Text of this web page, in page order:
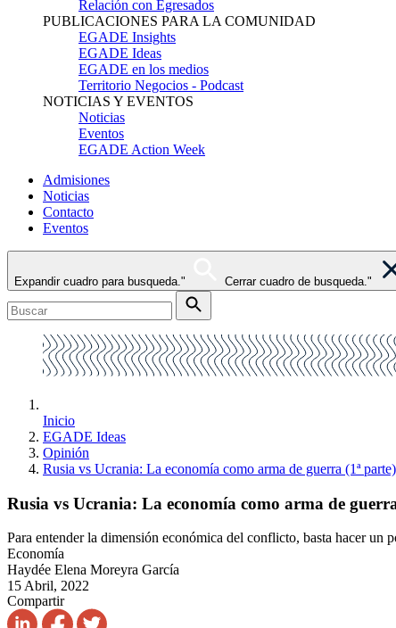
Relación con Egresados
PUBLICACIONES PARA LA COMUNIDAD
EGADE Insights
EGADE Ideas
EGADE en los medios
Territorio Negocios - Podcast
NOTICIAS Y EVENTOS
Noticias
Eventos
EGADE Action Week
Admisiones
Noticias
Contacto
Eventos
Expandir cuadro para busqueda." Cerrar cuadro de busqueda."
Inicio
EGADE Ideas
Opinión
Rusia vs Ucrania: La economía como arma de guerra (1ª parte)
Rusia vs Ucrania: La economía como arma de
Para entender la dimensión económica del conflicto, basta hacer un
Economía
Haydée Elena Moreyra García
15 Abril, 2022
Compartir